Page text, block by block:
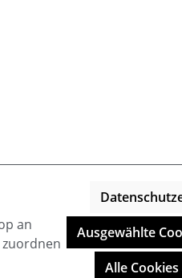
an
Ausgewählte
Alle